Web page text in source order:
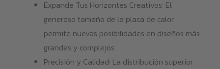
Expande Tus Horizontes Creativos: El
generoso tamaño de la placa de calor
permite nuevas posibilidades en diseños más
grandes y complejos.
Precisión y Calidad: La distribución superior